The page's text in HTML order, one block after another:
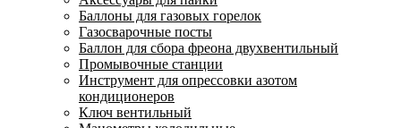
Баллоны для газовых горелок
Газосварочные посты
Баллон для сбора фреона двухвентильный
Промывочные станции
Инструмент для опрессовки азотом
кондиционеров
Ключ вентильный